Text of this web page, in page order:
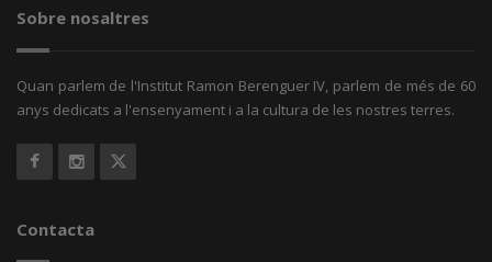
Sobre nosaltres
Quan parlem de l'Institut Ramon Berenguer IV, parlem de més de 60
anys dedicats a l'ensenyament i a la cultura de les nostres terres.
Contacta